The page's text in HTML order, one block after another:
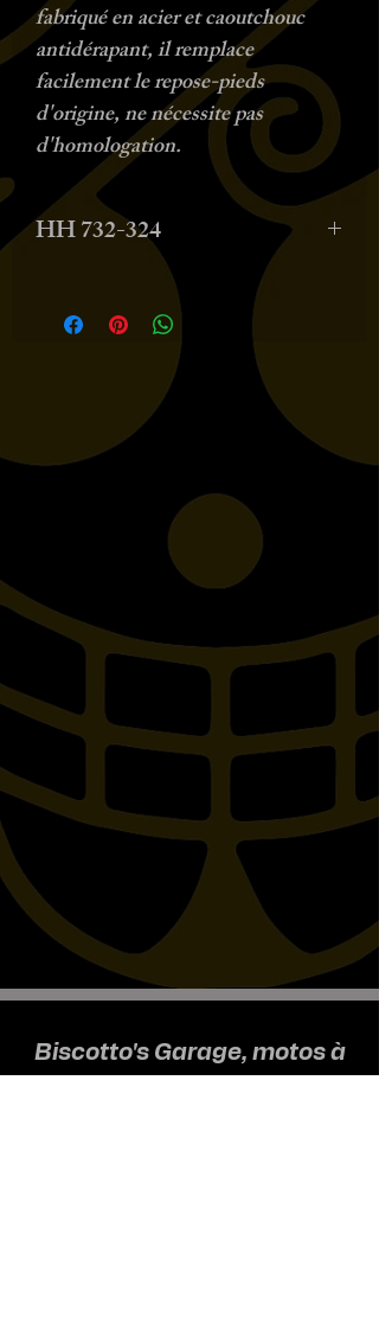
fabriqué en acier et caoutchouc
antidérapant, il remplace
facilement le repose-pieds
d'origine, ne nécessite pas
d'homologation.
HH 732-324
PASSAGER !!! Compatible avec
les modèles suivants : YAMAHA
V-STAR 1300, XVS1300
MIDNIGHT STAR,
ROADLINER
MIDNIGHT/SXV1900
MIDNIGHT STAR
Biscotto's Garage, motos à